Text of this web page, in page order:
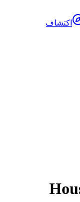
اکتشاف